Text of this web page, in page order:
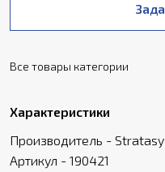
Все товары категории
Характеристики
Производитель -
Артикул - 190421